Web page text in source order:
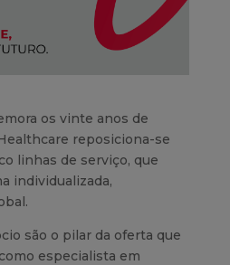
os vinte anos de
reposiciona-se
linhas de serviço, que
individualizada,
são o pilar da oferta que
especialista em